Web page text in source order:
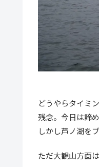
どうやらタイミ
残念。今日は諦め
しかし芦ノ湖を
ただ大観山方面